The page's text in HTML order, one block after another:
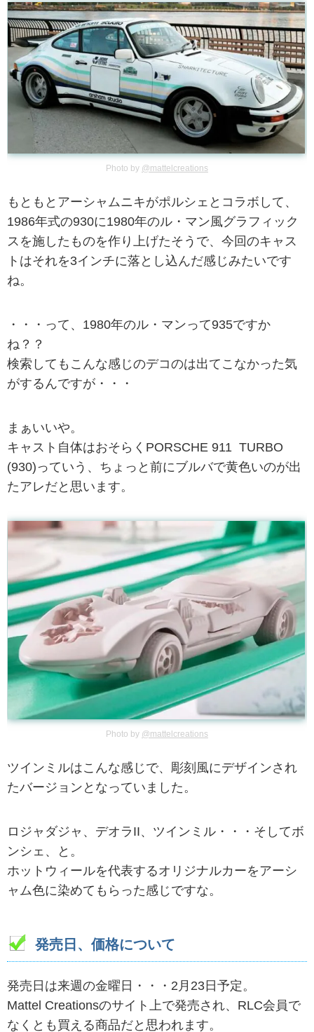
Photo by @mattelcreations
もともとアーシャムニキがポルシェとコラボして、
1986年式の930に1980年のル・マン風グラフィック
スを施したものを作り上げたそうで、今回のキャス
トはそれを3インチに落とし込んだ感じみたいです
ね。
・・・って、1980年のル・マンって935ですか
ね？？
検索してもこんな感じのデコのは出てこなかった気
がするんですが・・・
まぁいいや。
キャスト自体はおそらくPORSCHE 911 TURBO
(930)っていう、ちょっと前にブルバで黄色いのが出
たアレだと思います。
Photo by @mattelcreations
ツインミルはこんな感じで、彫刻風にデザインされ
たバージョンとなっていました。
ロジャダジャ、デオラII、ツインミル・・・そしてボ
ンシェ、と。
ホットウィールを代表するオリジナルカーをアーシ
ャム色に染めてもらった感じですな。
発売日、価格について
発売日は来週の金曜日・・・2月23日予定。
Mattel Creationsのサイト上で発売され、RLC会員で
なくとも買える商品だと思われます。